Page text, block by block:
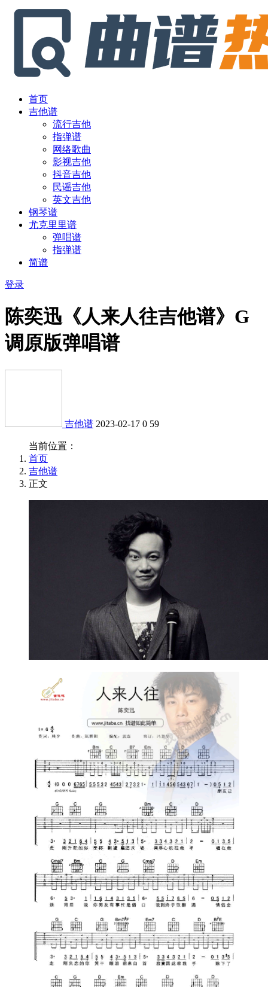
首页
吉他谱
流行吉他
指弹谱
网络歌曲
影视吉他
抖音吉他
民谣吉他
英文吉他
钢琴谱
尤克里里谱
弹唱谱
指弹谱
简谱
登录
陈奕迅《人来人往吉他谱》G
调原版弹唱谱
吉他谱 2023-02-17 0 59
当前位置：
首页
吉他谱
正文